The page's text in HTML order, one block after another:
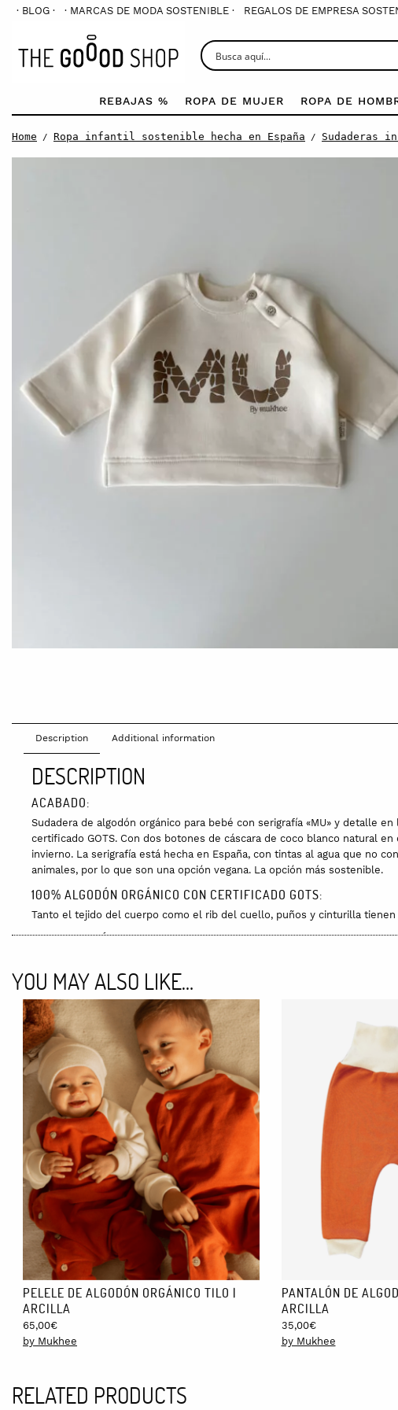
· BLOG · · MARCAS DE MODA SOSTENIBLE · REGALOS DE EMPRESA
REBAJAS % ROPA DE MUJER ROPA DE
Home / Ropa infantil sostenible hecha en España / Sudaderas
Description Additional information
DESCRIPTION
ACABADO:
Sudadera de algodón orgánico para bebé con serigrafía «MU» y detalle
certificado GOTS. Con dos botones de cáscara de coco blanco natural
invierno. La serigrafía está hecha en España, con tintas al agua que no
animales, por lo que son una opción vegana. La opción más sostenible.
100% ALGODÓN ORGÁNICO CON CERTIFICADO GOTS:
Tanto el tejido del cuerpo como el rib del cuello, puños y cinturilla
TALLAS Y GUÍA DE TALLAS:
6 a 9 meses: 69-72cm
9 a 12 meses: 72-76cm
12 a 18 meses: 76-82cm
18 a 14 meses: 82-88cm
24 a 36 meses: 88-95cm
CUIDADOS:
Puedes lavar la prenda en la lavadora, con agua fría con un programa
YOU MAY ALSO LIKE…
PELELE DE ALGODÓN ORGÁNICO TILO |
ARCILLA
65,00€
by Mukhee
PANTALÓN DE
ARCILLA
35,00€
by Mukhee
RELATED PRODUCTS